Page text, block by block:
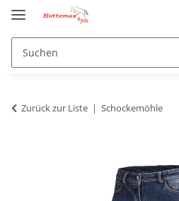
Zurück zur Liste Schockemöhle